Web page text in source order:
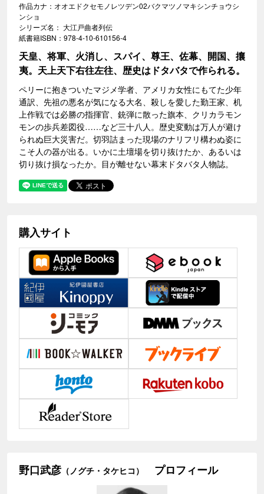
作品カナ：オオエドクセモノレツデン02バクマツノマキシンチョウシ
ンショ
シリーズ名： 大江戸曲者列伝
紙書籍ISBN：978-4-10-610156-4
天皇、将軍、火消し、スパイ、尊王、佐幕、開国、攘
夷。天上天下右往左往、歴史はドタバタで作られる。
ペリーに抱きついたマジメ学者、アメリカ女性にもてた少年
通訳、先祖の悪名が気になる大名、殺しを愛した勤王家、机
上作戦では必勝の指揮官、銃弾に散った旗本、クリカラモン
モンの歩兵差図役……など三十八人。歴史変動は万人が避け
られぬ巨大災害だ。切羽詰まった現場のナリフリ構わぬ姿に
こそ人の器が出る。いかに土壇場を切り抜けたか、あるいは
切り抜け損なったか。目が離せない幕末ドタバタ人物誌。
購入サイト
野口武彦 （ノグチ・タケヒコ） プロフィール